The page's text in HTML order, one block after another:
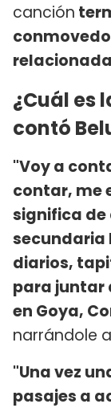
canción
¿Cuál es
contó
"Voy a
contar, me
significa de
secundaria
diarios,
para juntar
en Goya,
narrándole a
"Una vez
pasajes a